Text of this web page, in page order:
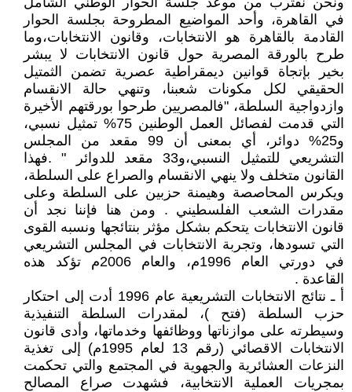
في القاهرة، وأحد المواضيع المطروحة بجلسة الحوار
القادمة بالقاهرة هو الانتخابات، وقانون الانتخابات،وما
طرح بالورقة المصرية حول قانون الانتخابات لا يبشر
بخير بإتجاة قوانين ديمقراطية عصرية تضمن الثمتيل
الحقيقي لكل مكونات شعبنا، وتنهي حالة الانقسام
وازدواجية السلطة، "فالمصريين طرحوا بورقتهم الأخيرة
التي قدمت لفصائل العمل الوطنين 75% تمثيل نسبي،
و25% دوائر، أي بمعنى أن 99 مقعد من المجلس
التشريعي للتمثيل النسبي،و33 مقعد للدوائر " .فهذا
القانون متخلف ولا ينهي الانقسام والصراع على السلطة،
ويكرس المحاصصة وهيمنة حزبين على السلطة وعلى
مقدرات الشعب الفلسطيني . ومن هنا فإننا نجد أن
قانون الانتخابات يتحكم بشكل مؤثر بنتائجها ونسبه القوى
التي تسودها، وتجربة الانتخابات في المجلس التشريعي
في دورتي العام 1996م، والعام 2006م تؤكد هذه
القاعدة .
أ ـ نتائج الانتخابات التشريعية عام 1996 أدت إلى احتكار
حزب السلطة (فتح )، لمقدرات السلطة التنفيذية
وسيطرته على موازناتها ووظائفها وخدماتها، وأدى قانون
الانتخابات الاقصائي (رقم 13 لعام 1995م) إلى تغذية
النزعات العشائرية والجهوية في المجتمع والتي تحكمت
بمجريات العملية الانتخابية، فشهدت صراع المصالح